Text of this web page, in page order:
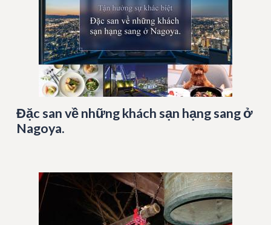
Đặc san về những khách sạn hạng sang ở
Nagoya.